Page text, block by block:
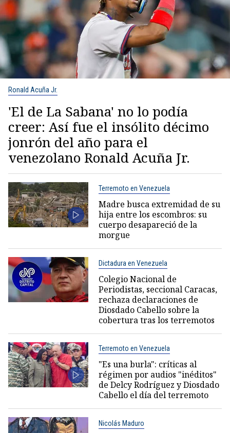
Ronald Acuña Jr.
'El de La Sabana' no lo podía
creer: Así fue el insólito décimo
jonrón del año para el
venezolano Ronald Acuña Jr.
Terremoto en Venezuela
Madre busca extremidad de su
hija entre los escombros: su
cuerpo desapareció de la
morgue
Dictadura en Venezuela
Colegio Nacional de
Periodistas, seccional Caracas,
rechaza declaraciones de
Diosdado Cabello sobre la
cobertura tras los terremotos
Terremoto en Venezuela
"Es una burla": críticas al
régimen por audios "inéditos"
de Delcy Rodríguez y Diosdado
Cabello el día del terremoto
Nicolás Maduro